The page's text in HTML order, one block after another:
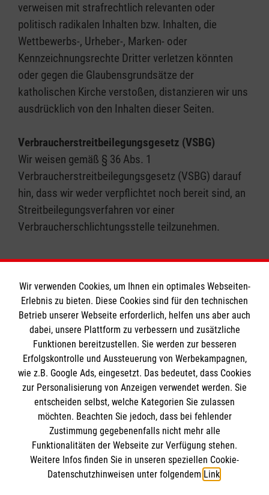
verweisen mit strafrechtlich relevanten oder
politisch radikalen Inhalten bzw. Inhalten, die
Wettbewerbs-, Urheber-, Marken- oder
Kennzeichnungsrechte Dritter verletzen könnten
oder gegen die Glaubensgrundsätze der
katholischen Kirche verstoßen, distanzieren wir uns
ausdrücklich von den Inhalten dieser Seiten.
Verbraucherstreitbeilegungsgesetz (VSBG)
Wir weisen gemäß § 36 Abs. 1
Verbraucherstreitbeilegungsgesetz (VSBG) darauf
hin, dass wir weder verpflichtet noch bereit sind, an
Streitbeilegungsverfahren vor einer
Verbraucherschlichtungsstelle teilzunehmen.
Informationen
Impressum
Datenschutz
Barrierefreiheit
Kontakt
Ansprechpersonen
Die Malteser
Malteser in Deutschland
Malteserorden
Sharepoint
Spendenkonto
Wir verwenden Cookies, um Ihnen ein optimales Webseiten-
Erlebnis zu bieten. Diese Cookies sind für den technischen
Betrieb unserer Webseite erforderlich, helfen uns aber auch
dabei, unsere Plattform zu verbessern und zusätzliche
Funktionen bereitzustellen. Sie werden zur besseren
Erfolgskontrolle und Aussteuerung von Werbekampagnen,
wie z.B. Google Ads, eingesetzt. Das bedeutet, dass Cookies
zur Personalisierung von Anzeigen verwendet werden. Sie
entscheiden selbst, welche Kategorien Sie zulassen
möchten. Beachten Sie jedoch, dass bei fehlender
Zustimmung gegebenenfalls nicht mehr alle
Funktionalitäten der Webseite zur Verfügung stehen.
Weitere Infos finden Sie in unseren speziellen Cookie-
Datenschutzhinweisen unter folgendem Link.